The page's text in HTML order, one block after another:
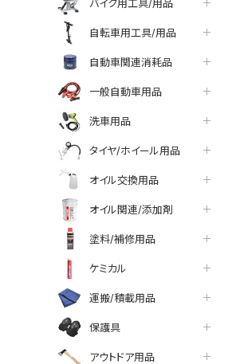
バイク用工具/用品
自転車用工具/用品
自動車関連消耗品
一般自動車用品
洗車用品
タイヤ/ホイール用品
オイル交換用品
オイル関連/添加剤
塗料/補修用品
ケミカル
運搬/積載用品
保護具
アウトドア用品